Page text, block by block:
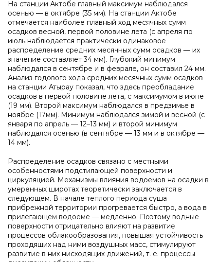
На станции Актобе главный максимум наблюдался
осенью — в октябре (35 мм). На станции Актобе
отмечается наиболее плавный ход месячных сумм
осадков весной, первой половине лета (с апреля по
июль наблюдается практически одинаковое
распределение средних месячных сумм осадков — их
значение составляет 34 мм). Глубокий минимум
наблюдался в сентябре и в феврале, он составил 24 мм.
Анализ годового хода средних месячных сумм осадков
на станции Атырау показал, что здесь преобладание
осадков в первой половине лета, с максимумом в июне
(19 мм). Второй максимум наблюдался в предзимье в
ноябре (17мм). Минимум наблюдался зимой и весной (с
января по апрель — 12–13 мм) и второй минимум
наблюдался осенью (в сентябре — 13 мм и в октябре —
14 мм).
Распределение осадков связано с местными
особенностями подстилающей поверхности и
циркуляцией. Механизмы влияния водоемов на осадки в
умеренных широтах теоретически заключается в
следующем. В начале теплого периода суша
прибрежной территории прогревается быстро, а вода в
прилегающем водоеме — медленно. Поэтому водные
поверхности отрицательно влияют на развитие
процессов облакообразования, повышая устойчивость
проходящих над ними воздушных масс, стимулируют
развитие в них нисходящих движений, т. е. процессы